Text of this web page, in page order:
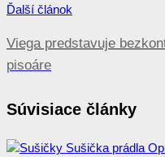
Ďalší článok
Viega predstavuje
pisoáre
Súvisiace články